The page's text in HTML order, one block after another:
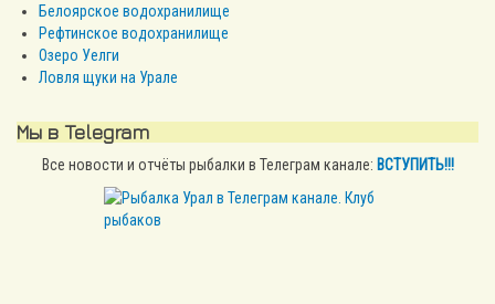
Белоярское водохранилище
Рефтинское водохранилище
Озеро Уелги
Ловля щуки на Урале
Мы в Telegram
Все новости и отчёты рыбалки в Телеграм канале: ВСТУПИТЬ!!!